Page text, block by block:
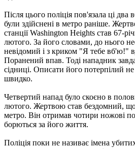
Після цього поліція пов'язала ці два
були здійснені в метро раніше.
станції Washington Heights став 67-
лютого. За його словами, до нього
невідомий і з криком "Я тебе вб'ю!"
Поранений впав. Тоді нападник
сідниці. Описати його потерпілий
швидко.
Четвертий напад було скоєно в
лютого. Жертвою став бездомний, що
метро. Він отримав чотири ножові
борються за його життя.
Поліція поки не називає імена